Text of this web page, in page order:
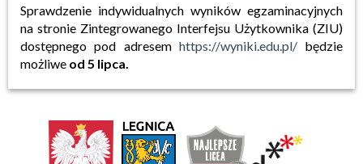
Sprawdzenie indywidualnych wyników egzaminacyjnych
na stronie Zintegrowanego Interfejsu Użytkownika (ZIU)
dostępnego pod adresem https://wyniki.edu.pl/ będzie
możliwe od 5 lipca.